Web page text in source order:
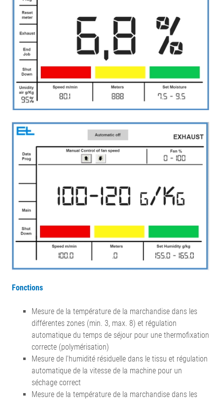
Fonctions
Mesure de la température de la marchandise dans les
différentes zones (min. 3, max. 8) et régulation
automatique du temps de séjour pour une thermofixation
correcte (polymérisation)
Mesure de l'humidité résiduelle dans le tissu et régulation
automatique de la vitesse de la machine pour un
séchage correct
Mesure de la température de la marchandise dans les